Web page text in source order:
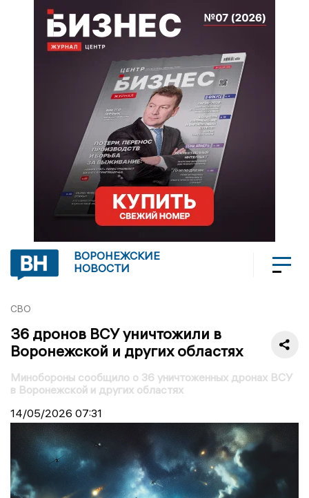
ВОРОНЕЖСКИЕ
НОВОСТИ
СВО
36 дронов ВСУ уничтожили в
Воронежской и других областях
Минобороны сообщило о 36 уничтоженных дронах ВСУ
в Воронежской и других областях
14/05/2026 07:31